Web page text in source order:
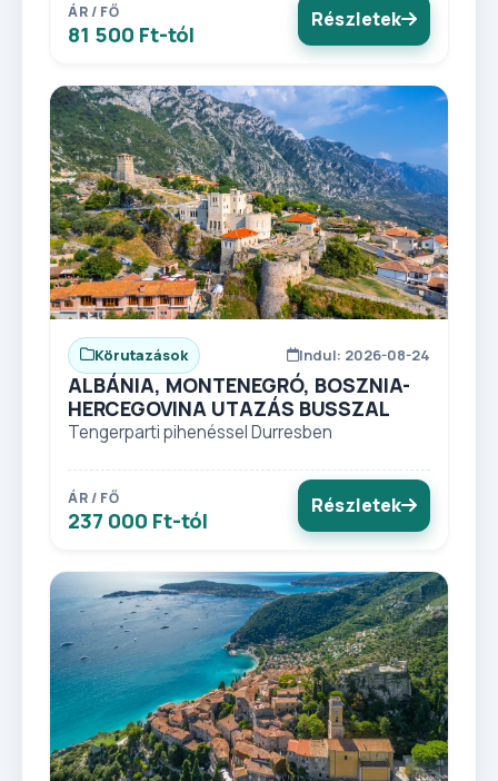
ÁR / FŐ
81 500 Ft-tól
Részletek
Körutazások Indul: 2026-08-24
ALBÁNIA, MONTENEGRÓ, BOSZNIA-
HERCEGOVINA UTAZÁS BUSSZAL
Tengerparti pihenéssel Durresben
ÁR / FŐ
237 000 Ft-tól
Részletek